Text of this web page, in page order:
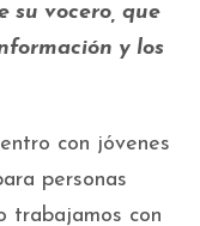
su vocero, que
y los
con jóvenes
personas
trabajamos con